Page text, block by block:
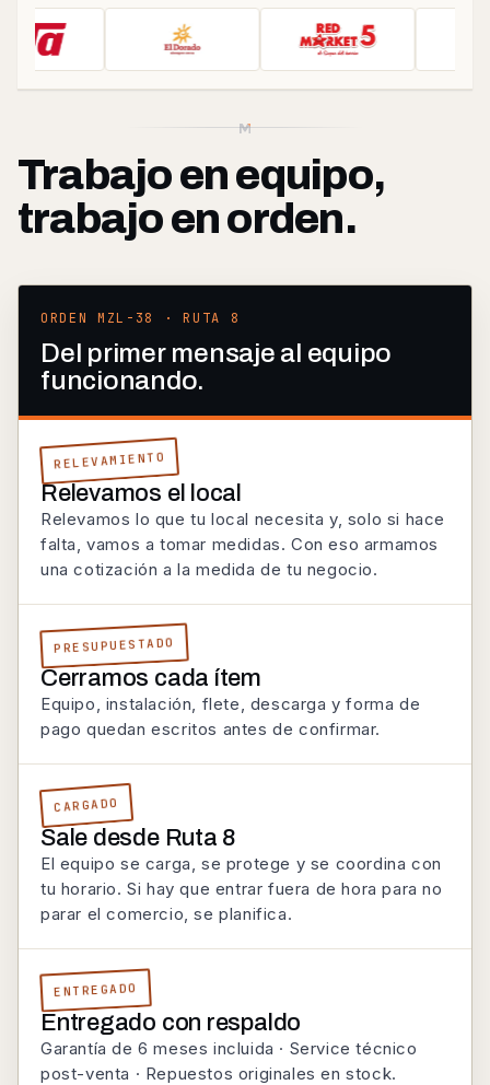
Trabajo en equipo,
trabajo en orden.
ORDEN MZL-38 · RUTA 8
Del primer mensaje al equipo
funcionando.
RELEVAMIENTO
Relevamos el local
Relevamos lo que tu local necesita y, solo si hace
falta, vamos a tomar medidas. Con eso armamos
una cotización a la medida de tu negocio.
PRESUPUESTADO
Cerramos cada ítem
Equipo, instalación, flete, descarga y forma de
pago quedan escritos antes de confirmar.
CARGADO
Sale desde Ruta 8
El equipo se carga, se protege y se coordina con
tu horario. Si hay que entrar fuera de hora para no
parar el comercio, se planifica.
ENTREGADO
Entregado con respaldo
Garantía de 6 meses incluida · Service técnico
post-venta · Repuestos originales en stock.